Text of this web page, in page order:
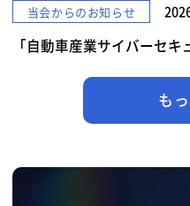
当会からのお知らせ
「自動車産業サイバーセ
も